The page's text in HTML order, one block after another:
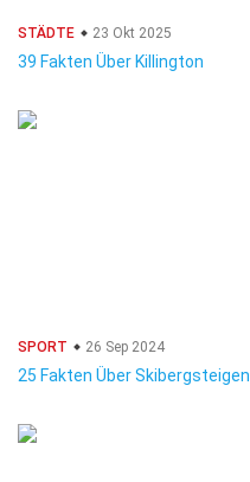
STÄDTE 23 Okt 2025
39 Fakten Über Killington
SPORT 26 Sep 2024
25 Fakten Über Skibergsteigen